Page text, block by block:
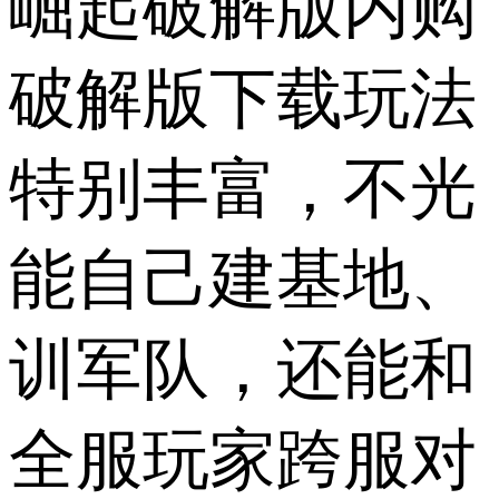
破解版下载玩法
特别丰富，不光
能自己建基地、
训军队，还能和
全服玩家跨服对